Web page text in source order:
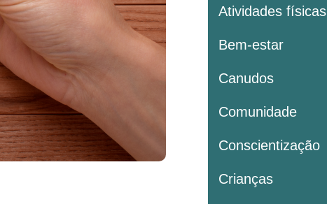
Atividades físicas
Bem-estar
Canudos
Comunidade
Conscientização
Crianças